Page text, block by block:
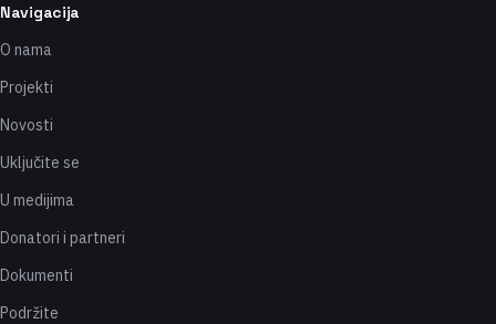
Navigacija
O nama
Projekti
Novosti
Uključite se
U medijima
Donatori i partneri
Dokumenti
Podržite